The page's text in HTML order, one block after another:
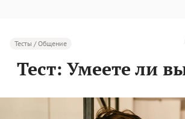
Тесты / Общение
Тест: Умеете ли